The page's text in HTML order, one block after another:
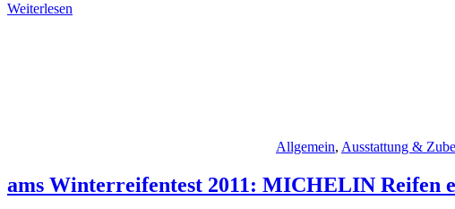
Weiterlesen
Allgemein, Ausstattung &
ams Winterreifentest 2011: MICHELIN Reifen